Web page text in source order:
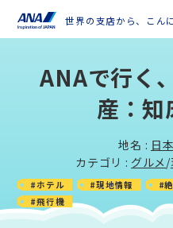
世界の支店から、こん
ANAで行く
産：知
地名 : 日
カテゴリ : グルメ /
#ホテル #現地情報 #
#飛行機